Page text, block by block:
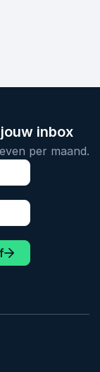
inbox
per maand.